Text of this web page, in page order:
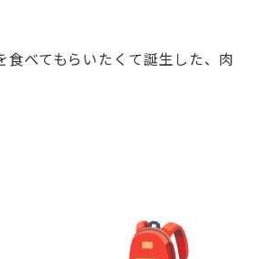
食べてもらいたくて誕生した、 肉